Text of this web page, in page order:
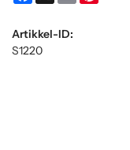
Artikkel-ID:
S1220